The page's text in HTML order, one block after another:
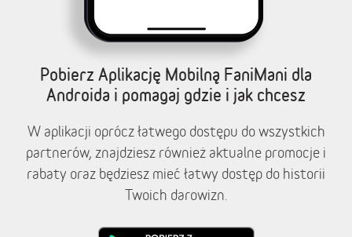
Pobierz Aplikację Mobilną FaniMani dla
Androida i pomagaj gdzie i jak chcesz
W aplikacji oprócz łatwego dostępu do wszystkich
partnerów, znajdziesz również aktualne promocje i
rabaty oraz będziesz mieć łatwy dostęp do historii
Twoich darowizn.